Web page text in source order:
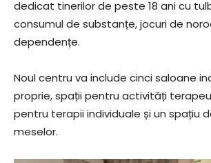
dedicat tinerilor de peste 18 ani cu
consumul de substanțe, jocuri de
dependențe.
Noul centru va include cinci saloane
proprie, spații pentru activități
pentru terapii individuale și un spațiu
meselor.